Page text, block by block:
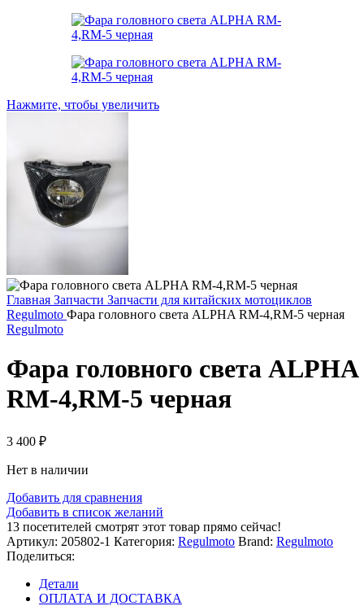
Нажмите, чтобы увеличить
Главная Запчасти Запчасти для китайских мотоциклов
Regulmoto Фара головного света ALPHA RM-4,RM-5 черная
Regulmoto
Фара головного света ALPHA
RM-4,RM-5 черная
3 400 ₽
Нет в наличии
Добавить для сравнения
Добавить в список желаний
13 посетителей смотрят этот товар прямо сейчас!
Артикул: 205802-1 Категория: Regulmoto Brand: Regulmoto
Поделиться:
Детали
ОПЛАТА И ДОСТАВКА